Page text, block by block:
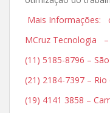
Mais Informações:
MCruz Tecnologia
(11) 5185-8796 –
(21) 2184-7397 – Rio
(19) 4141 3858 –